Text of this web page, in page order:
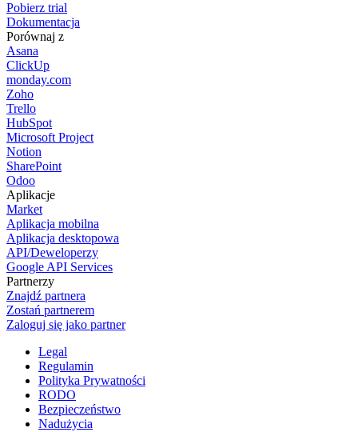
Pobierz trial
Dokumentacja
Porównaj z
Asana
ClickUp
monday.com
Zoho
Trello
HubSpot
Microsoft Project
Notion
SharePoint
Odoo
Aplikacje
Market
Aplikacja mobilna
Aplikacja desktopowa
API/Deweloperzy
Google API Services
Partnerzy
Znajdź partnera
Zostań partnerem
Zaloguj się jako partner
Legal
Regulamin
Polityka Prywatności
RODO
Bezpieczeństwo
Nadużycia